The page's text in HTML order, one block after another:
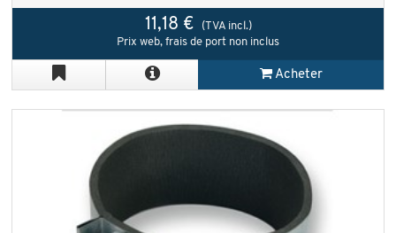
11,18 €
(TVA incl.)
Prix web, frais de port non inclus
Acheter